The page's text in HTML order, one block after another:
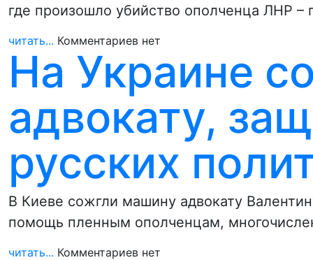
где произошло убийство ополченца ЛНР
читать... Комментариев нет
На Украине
адвокату,
русских
В Киеве сожгли машину адвокату
помощь пленным ополченцам,
читать... Комментариев нет